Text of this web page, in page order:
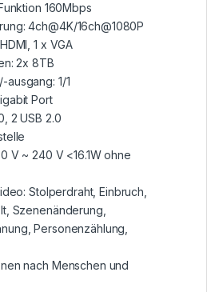
160Mbps
4ch@4K/16ch@1080P
1 x VGA
2x 8TB
ausgang: 1/1
Port
2 USB 2.0
V ~ 240 V <16.1W ohne
Stolperdraht, Einbruch,
Szenenänderung,
Personenzählung,
nach Menschen und